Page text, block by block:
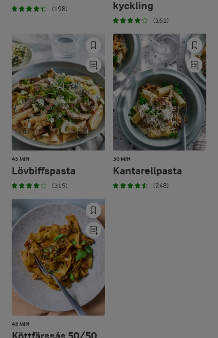
(198)
kyckling
(161)
45 MIN
Lövbiffspasta
(319)
30 MIN
Kantarellpasta
(248)
45 MIN